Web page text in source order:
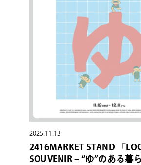
2025.11.13
2416MARKET STAND 「
SOUVENIR – “ゆ”のある暮